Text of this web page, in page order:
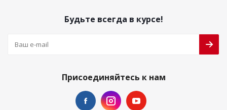
Будьте всегда в курсе!
Присоединяйтесь к нам